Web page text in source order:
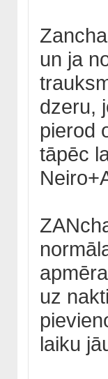
un ja
dzeru,
pierod
tāpēc
uz
laiku